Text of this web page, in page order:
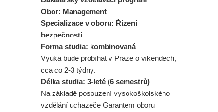
Obor: Management
Specializace v oboru: Řízení
bezpečnosti
Forma studia: kombinovaná
Výuka bude probíhat v Praze o víkendech,
cca co 2-3 týdny.
Délka studia: 3-leté (6 semestrů)
Na základě posouzení vysokoškolského
vzdělání uchazeče Garantem oboru